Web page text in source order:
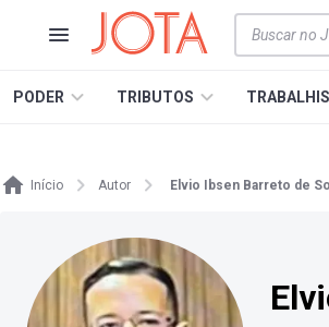
PODER TRIBUTOS
Início Autor Elvio Ibsen Barreto de